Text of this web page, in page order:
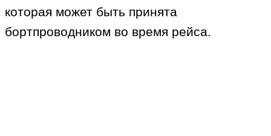
которая может быть принята
бортпроводником во время рейса.